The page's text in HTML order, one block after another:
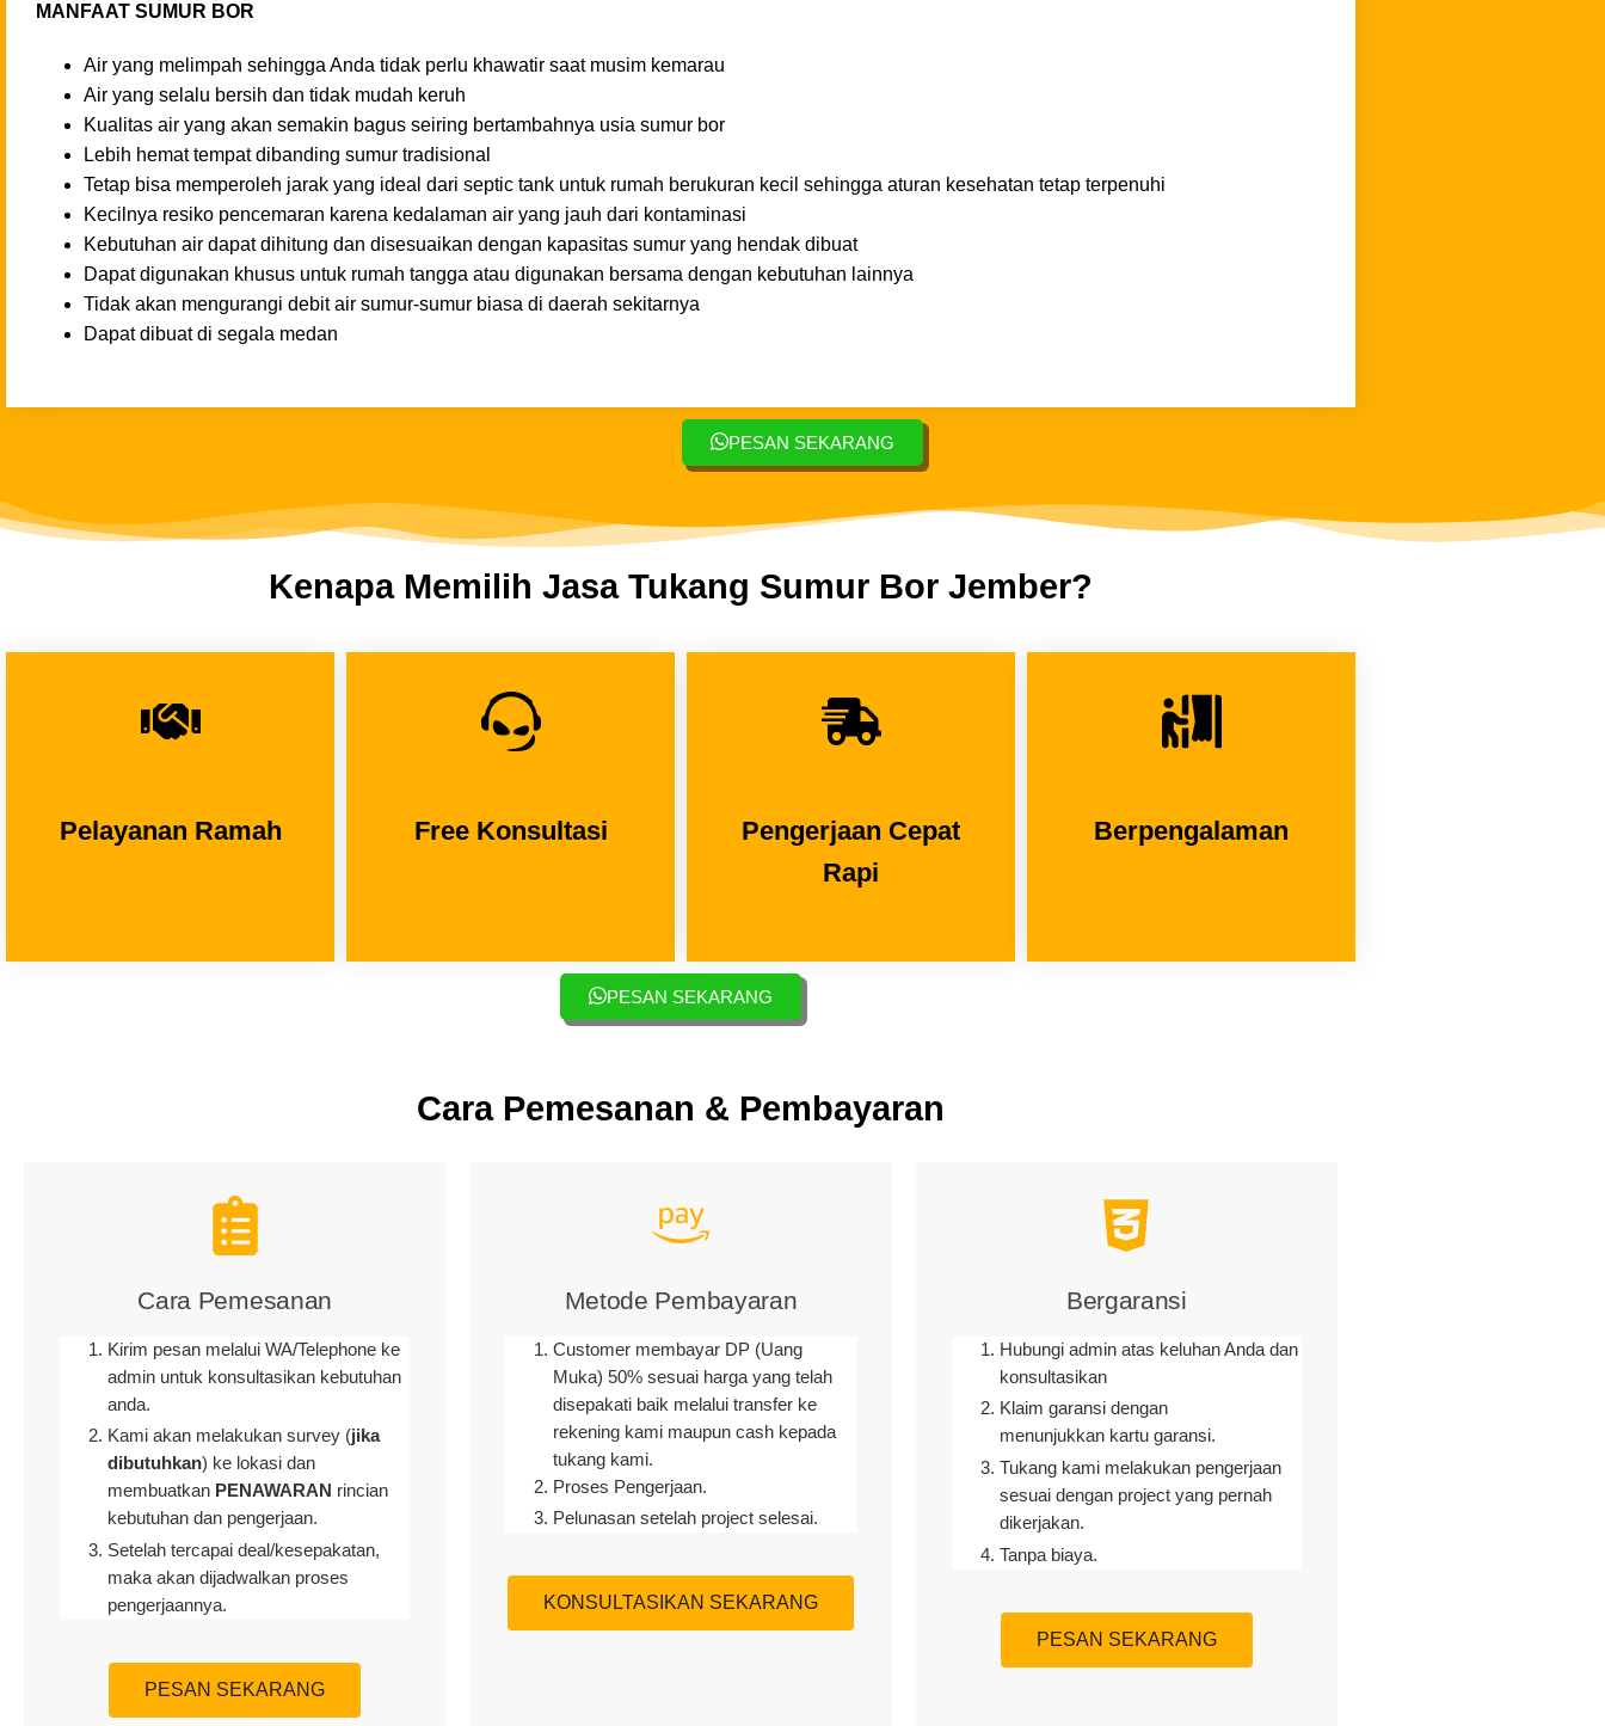
MANFAAT SUMUR BOR
Air yang melimpah sehingga Anda tidak perlu khawatir saat musim kemarau
Air yang selalu bersih dan tidak mudah keruh
Kualitas air yang akan semakin bagus seiring bertambahnya usia sumur bor
Lebih hemat tempat dibanding sumur tradisional
Tetap bisa memperoleh jarak yang ideal dari septic tank untuk rumah berukuran kecil sehingga aturan kesehatan tetap terpenuhi
Kecilnya resiko pencemaran karena kedalaman air yang jauh dari kontaminasi
Kebutuhan air dapat dihitung dan disesuaikan dengan kapasitas sumur yang hendak dibuat
Dapat digunakan khusus untuk rumah tangga atau digunakan bersama dengan kebutuhan lainnya
Tidak akan mengurangi debit air sumur-sumur biasa di daerah sekitarnya
Dapat dibuat di segala medan
PESAN SEKARANG
Kenapa Memilih Jasa Tukang Sumur Bor Jember?
Pelayanan Ramah Free Konsultasi
Pengerjaan Cepat
Rapi
Berpengalaman
PESAN SEKARANG
Cara Pemesanan & Pembayaran
Cara Pemesanan
Kirim pesan melalui WA/Telephone ke
admin untuk konsultasikan kebutuhan
anda.
Kami akan melakukan survey (jika
dibutuhkan) ke lokasi dan
membuatkan PENAWARAN rincian
kebutuhan dan pengerjaan.
Setelah tercapai deal/kesepakatan,
maka akan dijadwalkan proses
pengerjaannya.
PESAN SEKARANG
Metode Pembayaran
Customer membayar DP (Uang
Muka) 50% sesuai harga yang telah
disepakati baik melalui transfer ke
rekening kami maupun cash kepada
tukang kami.
Proses Pengerjaan.
Pelunasan setelah project selesai.
KONSULTASIKAN SEKARANG
Bergaransi
Hubungi admin atas keluhan Anda dan
konsultasikan
Klaim garansi dengan
menunjukkan kartu garansi.
Tukang kami melakukan pengerjaan
sesuai dengan project yang pernah
dikerjakan.
Tanpa biaya.
PESAN SEKARANG